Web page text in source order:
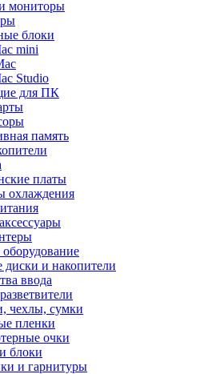
мониторы
блоки
mini
Studio
для ПК
память
платы
охлаждения
оборудование
диски и накопители
ввода
чехлы, сумки
пленки
очки
блоки
и гарнитуры